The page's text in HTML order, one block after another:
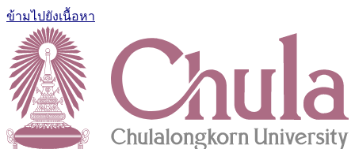
ข้ามไปยังเนื้อหา